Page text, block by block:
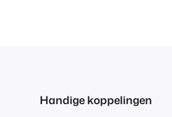
Handige koppelingen